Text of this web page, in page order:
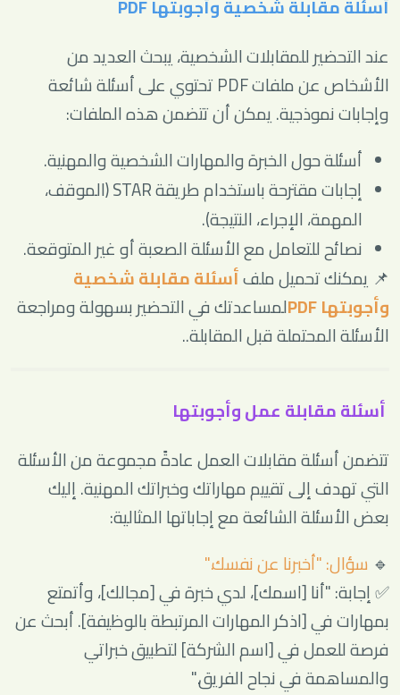
أسئلة مقابلة شخصية وأجوبتها PDF
عند التحضير للمقابلات الشخصية، يبحث العديد من
الأشخاص عن ملفات PDF تحتوي على أسئلة شائعة
وإجابات نموذجية. يمكن أن تتضمن هذه الملفات:
أسئلة حول الخبرة والمهارات الشخصية والمهنية.
إجابات مقترحة باستخدام طريقة STAR (الموقف،
المهمة، الإجراء، النتيجة).
نصائح للتعامل مع الأسئلة الصعبة أو غير المتوقعة.
📌 يمكنك تحميل ملفأسئلة مقابلة شخصية
وأجوبتها PDF
لمساعدتك في التحضير بسهولة ومراجعة
الأسئلة المحتملة قبل المقابلة..
أسئلة مقابلة عمل وأجوبتها
تتضمن أسئلة مقابلات العمل عادةً مجموعة من الأسئلة
التي تهدف إلى تقييم مهاراتك وخبراتك المهنية. إليك
بعض الأسئلة الشائعة مع إجاباتها المثالية:
🔹 سؤال: "أخبرنا عن نفسك."
✅ إجابة: "أنا [اسمك]، لدي خبرة في [مجالك]، وأتمتع
بمهارات في [اذكر المهارات المرتبطة بالوظيفة]. أبحث عن
فرصة للعمل في [اسم الشركة] لتطبيق خبراتي
والمساهمة في نجاح الفريق."